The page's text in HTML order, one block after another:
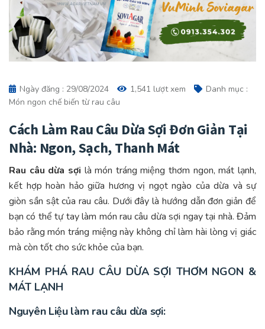
Ngày đăng : 29/08/2024 1,541 lượt xem
Danh mục :
Món ngon chế biến từ rau câu
Cách Làm Rau Câu Dừa Sợi Đơn Giản Tại
Nhà: Ngon, Sạch, Thanh Mát
Rau câu dừa sợi là món tráng miệng thơm ngon, mát lạnh,
kết hợp hoàn hảo giữa hương vị ngọt ngào của dừa và sự
giòn sần sật của rau câu. Dưới đây là hướng dẫn đơn giản để
bạn có thể tự tay làm món rau câu dừa sợi ngay tại nhà. Đảm
bảo rằng món tráng miệng này không chỉ làm hài lòng vị giác
mà còn tốt cho sức khỏe của bạn.
KHÁM PHÁ RAU CÂU DỪA SỢI THƠM NGON &
MÁT LẠNH
Nguyên Liệu làm rau câu dừa sợi: